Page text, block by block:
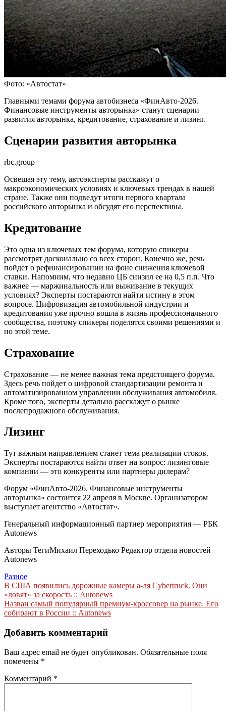
Фото: «Автостат»
Главными темами форума автобизнеса «ФинАвто-2026.
Финансовые инструменты авторынка» станут сценарии
развития авторынка, кредитование, страхование и лизинг.
Сценарии развития авторынка
rbc.group
Освещая эту тему, автоэксперты расскажут о
макроэкономических условиях и ключевых трендах в нашей
стране. Также они подведут итоги первого квартала
российского авторынка и обсудят его перспективы.
Кредитование
Это одна из ключевых тем форума, которую спикеры
рассмотрят досконально со всех сторон. Конечно же, речь
пойдет о рефинансировании на фоне снижения ключевой
ставки. Напомним, что недавно ЦБ снизил ее на 0,5 п.п. Что
важнее — маржинальность или выживание в текущих
условиях? Эксперты постараются найти истину в этом
вопросе. Цифровизация автомобильной индустрии и
кредитования уже прочно вошла в жизнь профессионального
сообщества, поэтому спикеры поделятся своими решениями и
по этой теме.
Страхование
Страхование — не менее важная тема предстоящего форума.
Здесь речь пойдет о цифровой стандартизации ремонта и
автоматизированном управлении обслуживания автомобиля.
Кроме того, эксперты детально расскажут о рынке
послепродажного обслуживания.
Лизинг
Тут важным направлением станет тема реализации стоков.
Эксперты постараются найти ответ на вопрос: лизинговые
компании — это конкуренты или партнеры дилерам?
Форум «ФинАвто-2026. Финансовые инструменты
авторынка» состоится 22 апреля в Москве. Организатором
выступает агентство «Автостат».
Генеральный информационный партнер мероприятия — РБК
Autonews
Авторы ТегиМихаил Переходько Редактор отдела новостей
Autonews
Разное
Навигация
по
записям
В США появились дорожные камеры а-ля Cybertruck. Они
«ловят» за скорость :: Autonews
Назван самый популярный премиум-кроссовер на рынке. Его
собирают в России :: Autonews
Добавить комментарий
Ваш адрес email не будет опубликован. Обязательные поля
помечены *
Комментарий *